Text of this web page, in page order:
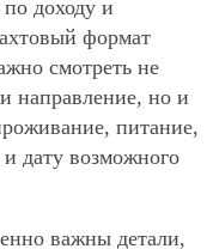
доходу и
формат
смотреть не
направление, но и
питание,
дату возможного
важны детали,